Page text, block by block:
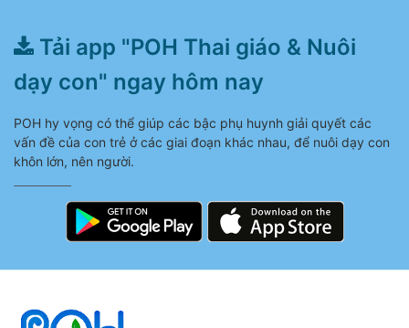
Tải app "POH Thai giáo & Nuôi
dạy con" ngay hôm nay
POH hy vọng có thể giúp các bậc phụ huynh giải quyết các
vấn đề của con trẻ ở các giai đoạn khác nhau, để nuôi dạy con
khôn lớn, nên người.